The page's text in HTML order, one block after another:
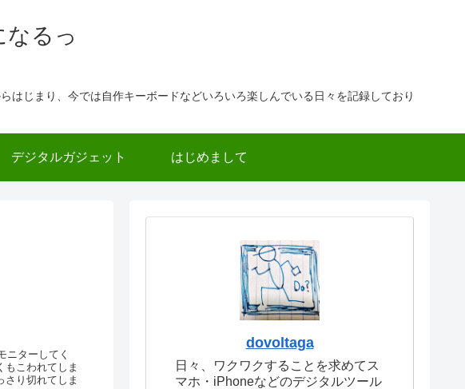
なるっ
じまり、今では自作キーボードなどいろいろ楽しんでいる日々を記録しており
デジタルガジェット はじめまして
ニターしてく
もこわれてしま
さり切れてしま
dovoltaga
日々、ワクワクすることを求めてス
マホ・iPhoneなどのデジタルツール